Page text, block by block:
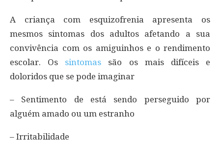
A criança com esquizofrenia apresenta os
mesmos sintomas dos adultos afetando a sua
convivência com os amiguinhos e o rendimento
escolar. Os sintomas são os mais difíceis e
doloridos que se pode imaginar
– Sentimento de está sendo perseguido por
alguém amado ou um estranho
– Irritabilidade